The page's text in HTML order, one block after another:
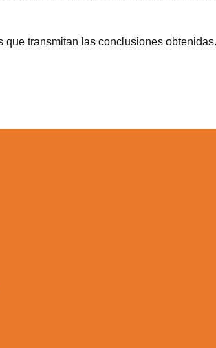
que transmitan las conclusiones obtenidas.